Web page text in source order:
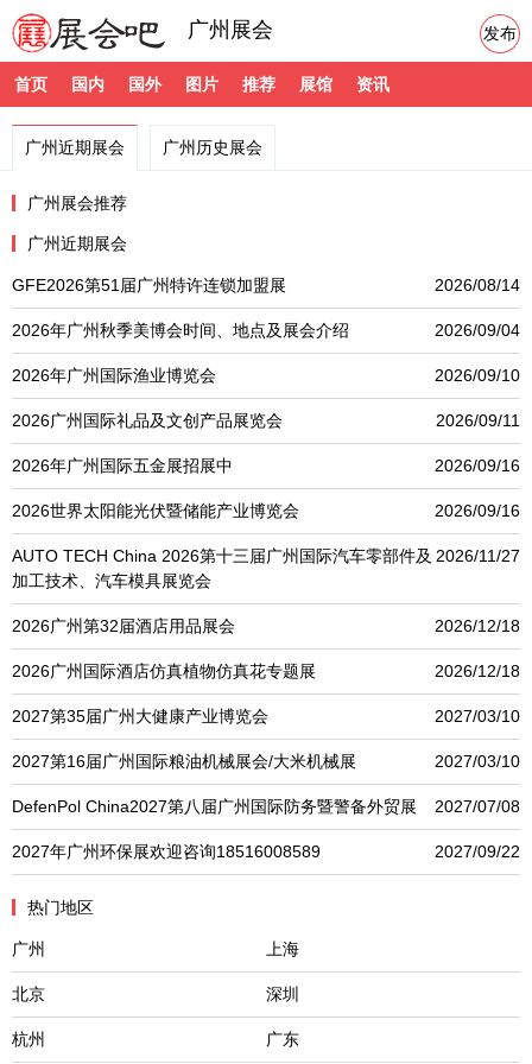
广州展会
首页 国内 国外 图片 推荐 展馆 资讯
发布
广州近期展会 广州历史展会
广州展会推荐
广州近期展会
2026/08/14
GFE2026第51届广州特许连锁加盟展
2026/09/04
2026年广州秋季美博会时间、地点及展会介绍
2026/09/10
2026年广州国际渔业博览会
2026/09/11
2026广州国际礼品及文创产品展览会
2026/09/16
2026年广州国际五金展招展中
2026/09/16
2026世界太阳能光伏暨储能产业博览会
2026/11/27
AUTO TECH China 2026第十三届广州国际汽车零部件及
加工技术、汽车模具展览会
2026/12/18
2026广州第32届酒店用品展会
2026/12/18
2026广州国际酒店仿真植物仿真花专题展
2027/03/10
2027第35届广州大健康产业博览会
2027/03/10
2027第16届广州国际粮油机械展会/大米机械展
2027/07/08
DefenPol China2027第八届广州国际防务暨警备外贸展
2027/09/22
2027年广州环保展欢迎咨询18516008589
热门地区
广州 上海
北京 深圳
杭州 广东